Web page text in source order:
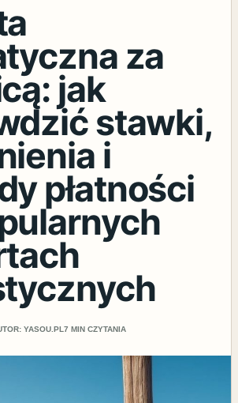
za
jak
stawki,
i
płatności
YASOU.PL 7 MIN CZYTANIA